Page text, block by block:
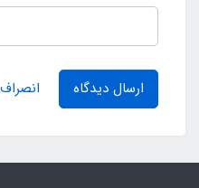
ارسال دیدگاه انصراف